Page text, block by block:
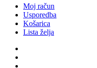
Moj račun
Usporedba
Košarica
Lista želja